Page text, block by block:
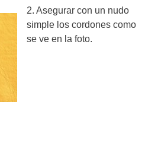
2. Asegurar con un nudo
simple los cordones como
se ve en la foto.